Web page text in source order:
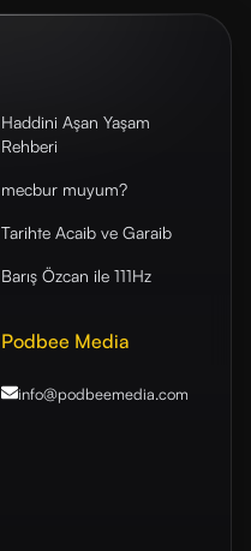
Haddini Aşan Yaşam
Rehberi
mecbur muyum?
Tarihte Acaib ve Garaib
Barış Özcan ile 111Hz
Podbee Media
info@podbeemedia.com